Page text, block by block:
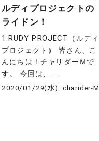
ルディプロジェクトの
ライドン！
1.RUDY PROJECT（ルディ
プロジェクト） 皆さん、こ
んにちは！チャリダーＭで
す。 今回は、...
2020/01/29(水) charider-M